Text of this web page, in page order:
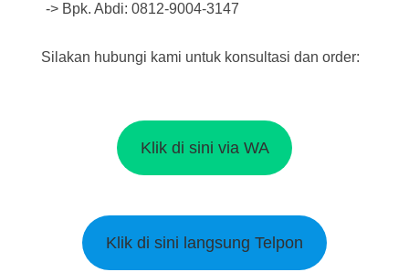
-> Bpk. Abdi: 0812-9004-3147
Silakan hubungi kami untuk konsultasi dan order:
Klik di sini via WA
Klik di sini langsung Telpon